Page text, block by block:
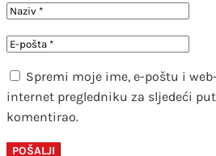
Spremi moje ime, e-poštu i
internet pregledniku za sljedeći
komentirao.